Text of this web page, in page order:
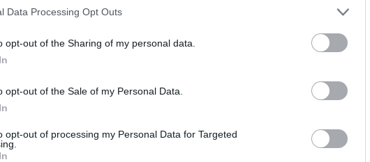
Data Processing Opt Outs
opt-out of the Sharing of my personal data.
opt-out of the Sale of my Personal Data.
opt-out of processing my Personal Data for Targeted
Ayuso señaló por la compra del ático: "Lo que no se dice es
residencia oficial para la presidenta"
Kiosko.netes la
Navega por las